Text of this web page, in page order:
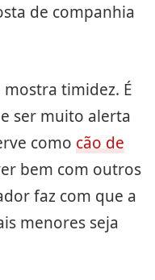
de companhia
timidez. É
ser muito alerta
como cão de
bem com outros
faz com que a
menores seja